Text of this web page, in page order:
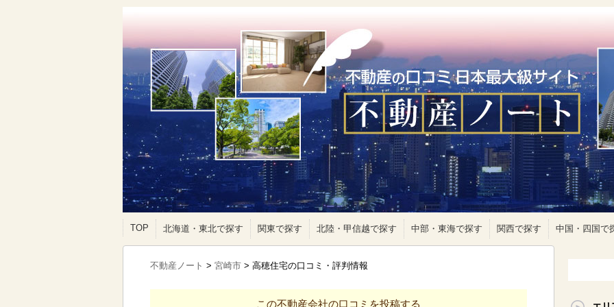
TOP 北海道・東北で探す 関東で探す 北陸・甲信越で探す 中部・東海で探す 関西で探す 中国・四国で
不動産ノート > 宮崎市 > 高穂住宅の口コミ・評判情報
この不動産会社の口コミを投稿する